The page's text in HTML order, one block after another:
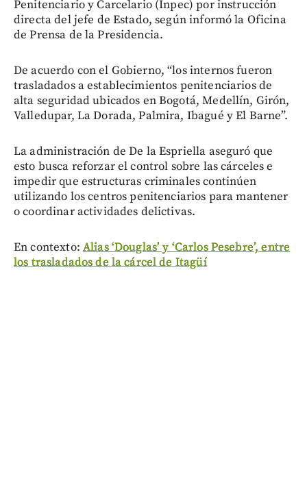
Penitenciario y Carcelario (Inpec) por instrucción
directa del jefe de Estado, según informó la Oficina
de Prensa de la Presidencia.
De acuerdo con el Gobierno, “los internos fueron
trasladados a establecimientos penitenciarios de
alta seguridad ubicados en Bogotá, Medellín, Girón,
Valledupar, La Dorada, Palmira, Ibagué y El Barne”.
La administración de De la Espriella aseguró que
esto busca reforzar el control sobre las cárceles e
impedir que estructuras criminales continúen
utilizando los centros penitenciarios para mantener
o coordinar actividades delictivas.
En contexto: Alias ‘Douglas’ y ‘Carlos Pesebre’, entre
los trasladados de la cárcel de Itagüí